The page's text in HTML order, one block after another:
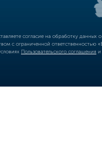
согласие на обработку
с ограниченной
Пользовательского соглашения и